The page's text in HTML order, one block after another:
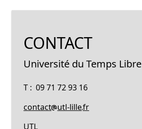
CONTACT
Université du Temps Libre
T : 09 71 72 93 16
contact utl-lillefr
UTL